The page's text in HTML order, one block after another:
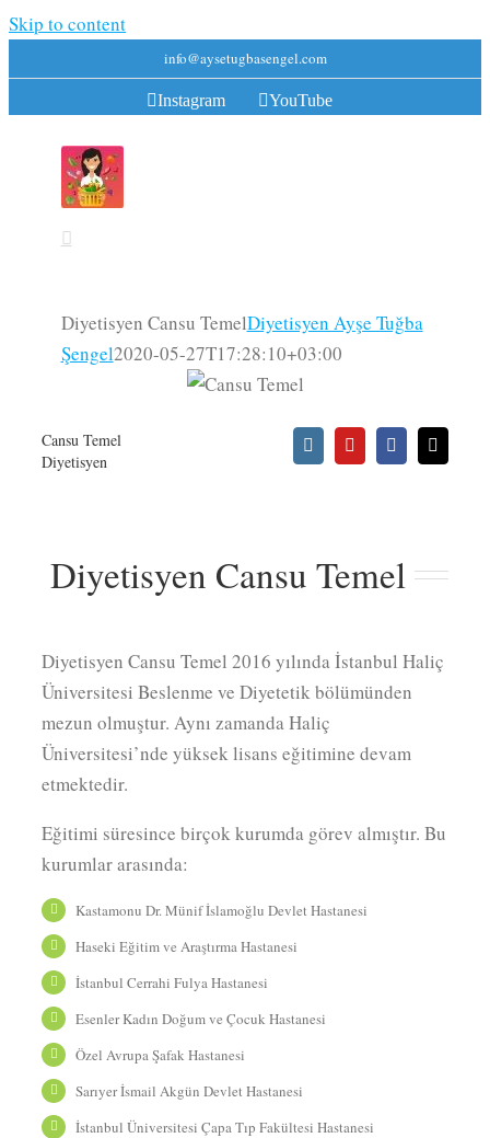
Skip to content
info@aysetugbasengel.com
Instagram YouTube
Diyetisyen Cansu TemelDiyetisyen Ayşe Tuğba
Şengel2020-05-27T17:28:10+03:00
Cansu Temel
Diyetisyen
Diyetisyen Cansu Temel
Diyetisyen Cansu Temel 2016 yılında İstanbul Haliç
Üniversitesi Beslenme ve Diyetetik bölümünden
mezun olmuştur. Aynı zamanda Haliç
Üniversitesi’nde yüksek lisans eğitimine devam
etmektedir.
Eğitimi süresince birçok kurumda görev almıştır. Bu
kurumlar arasında:
Kastamonu Dr. Münif İslamoğlu Devlet Hastanesi
Haseki Eğitim ve Araştırma Hastanesi
İstanbul Cerrahi Fulya Hastanesi
Esenler Kadın Doğum ve Çocuk Hastanesi
Özel Avrupa Şafak Hastanesi
Sarıyer İsmail Akgün Devlet Hastanesi
İstanbul Üniversitesi Çapa Tıp Fakültesi Hastanesi